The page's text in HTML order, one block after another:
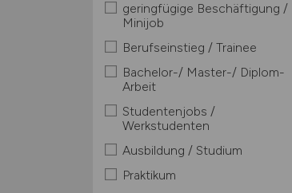
geringfügige Beschäftigung /
Minijob
Berufseinstieg / Trainee
Bachelor-/ Master-/ Diplom-
Arbeit
Studentenjobs /
Werkstudenten
Ausbildung / Studium
Praktikum